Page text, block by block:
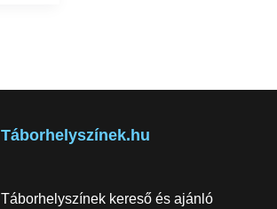
Táborhelyszínek.hu
Táborhelyszínek kereső és ajánló